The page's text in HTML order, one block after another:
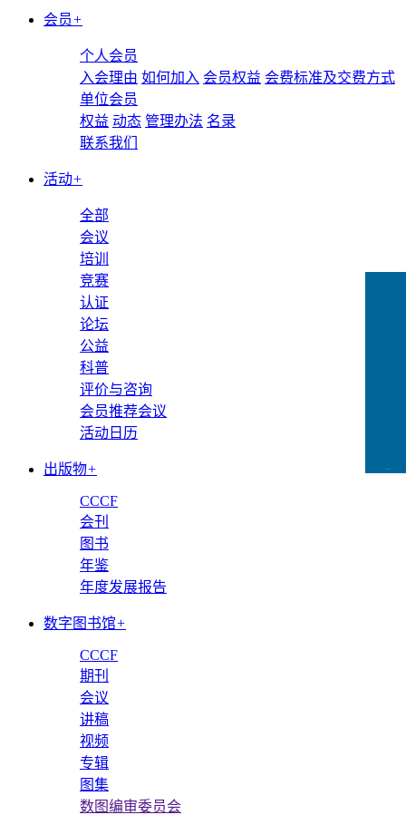
会员+
个人会员
入会理由 如何加入 会员权益 会费标准及交费方式
单位会员
权益 动态 管理办法 名录
联系我们
活动+
全部
会议
培训
竞赛
认证
论坛
公益
科普
评价与咨询
会员推荐会议
活动日历
出版物+
CCCF
会刊
图书
年鉴
年度发展报告
数字图书馆+
CCCF
期刊
会议
讲稿
视频
专辑
图集
数图编审委员会